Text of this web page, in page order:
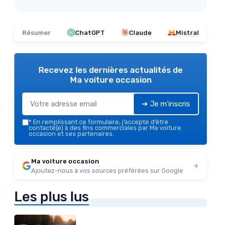
Résumer ChatGPT Claude Mistral
Recevez les dernières actualités de
Ma voiture occasion
➔ Je m'inscris
* En remplissant ce formulaire, j’accepte d’être
contacté(e) à des fins commerciales par Ma voiture
occasion et ses partenaires.
Ma voiture occasion
Ajoutez-nous à vos sources préférées sur Google
Les plus lus